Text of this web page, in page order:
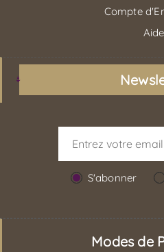
Compte
Aide
S'abonner
Modes de